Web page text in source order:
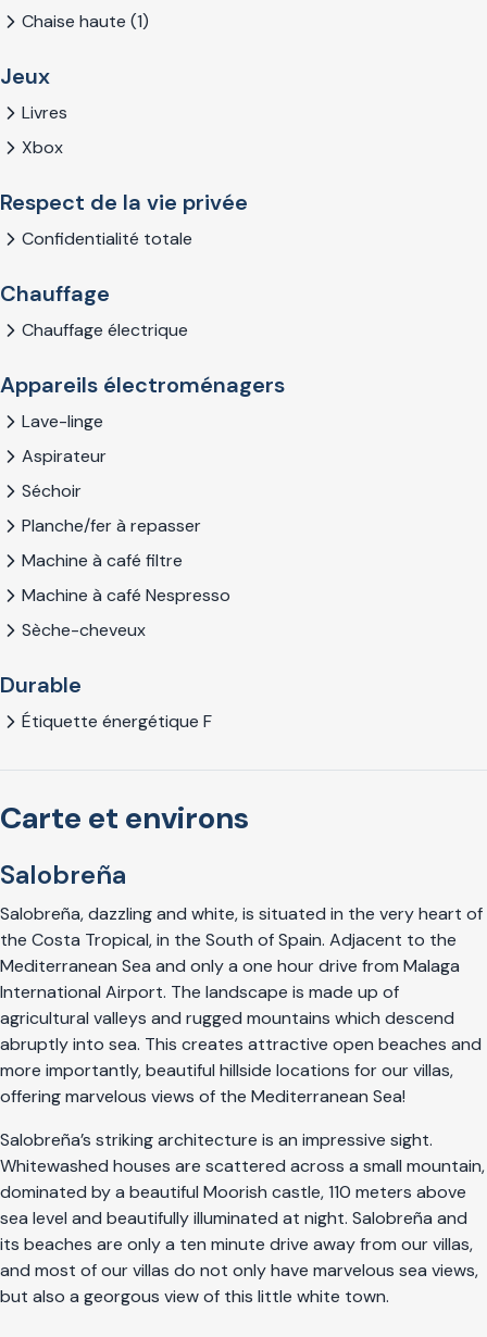
Chaise haute (1)
Jeux
Livres
Xbox
Respect de la vie privée
Confidentialité totale
Chauffage
Chauffage électrique
Appareils électroménagers
Lave-linge
Aspirateur
Séchoir
Planche/fer à repasser
Machine à café filtre
Machine à café Nespresso
Sèche-cheveux
Durable
Étiquette énergétique F
Carte et environs
Salobreña
Salobreña, dazzling and white, is situated in the very heart of
the Costa Tropical, in the South of Spain. Adjacent to the
Mediterranean Sea and only a one hour drive from Malaga
International Airport. The landscape is made up of
agricultural valleys and rugged mountains which descend
abruptly into sea. This creates attractive open beaches and
more importantly, beautiful hillside locations for our villas,
offering marvelous views of the Mediterranean Sea!
Salobreña’s striking architecture is an impressive sight.
Whitewashed houses are scattered across a small mountain,
dominated by a beautiful Moorish castle, 110 meters above
sea level and beautifully illuminated at night. Salobreña and
its beaches are only a ten minute drive away from our villas,
and most of our villas do not only have marvelous sea views,
but also a georgous view of this little white town.